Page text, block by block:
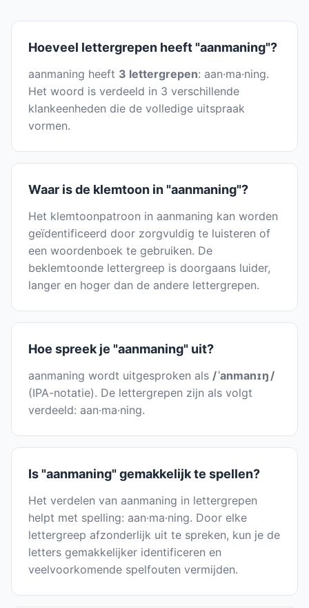
Hoeveel lettergrepen heeft "aanmaning"?
aanmaning heeft 3 lettergrepen: aan·ma·ning.
Het woord is verdeeld in 3 verschillende
klankeenheden die de volledige uitspraak
vormen.
Waar is de klemtoon in "aanmaning"?
Het klemtoonpatroon in aanmaning kan worden
geïdentificeerd door zorgvuldig te luisteren of
een woordenboek te gebruiken. De
beklemtoonde lettergreep is doorgaans luider,
langer en hoger dan de andere lettergrepen.
Hoe spreek je "aanmaning" uit?
aanmaning wordt uitgesproken als / ˈanmanɪŋ /
(IPA-notatie). De lettergrepen zijn als volgt
verdeeld: aan·ma·ning.
Is "aanmaning" gemakkelijk te spellen?
Het verdelen van aanmaning in lettergrepen
helpt met spelling: aan·ma·ning. Door elke
lettergreep afzonderlijk uit te spreken, kun je de
letters gemakkelijker identificeren en
veelvoorkomende spelfouten vermijden.